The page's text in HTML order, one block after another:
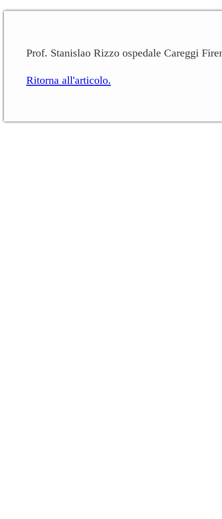
Prof. Stanislao Rizzo ospedale Careggi
Ritorna all'articolo.